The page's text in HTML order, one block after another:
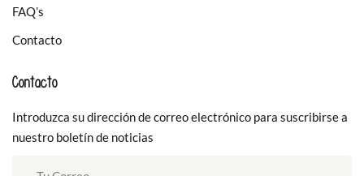
FAQ’s
Contacto
Contacto
Introduzca su dirección de correo electrónico para suscribirse a
nuestro boletín de noticias